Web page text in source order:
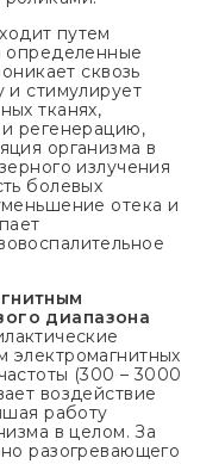
путем
определенные
сквозь
и стимулирует
тканях,
и регенерацию,
организма в
излучения
болевых
отека и
диапазона
(300 – 3000
воздействие
работу
в целом. За
разогревающего